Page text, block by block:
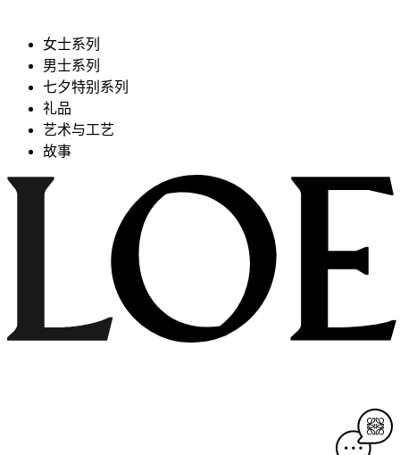
女士系列
男士系列
七夕特别系列
礼品
艺术与工艺
故事